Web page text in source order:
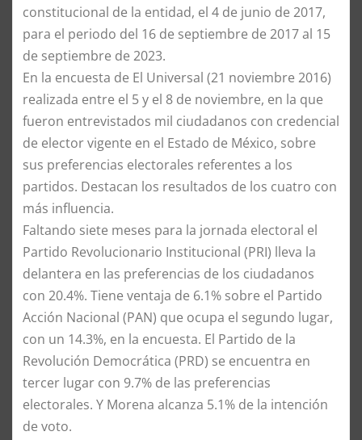
constitucional de la entidad, el 4 de junio de 2017,
para el periodo del 16 de septiembre de 2017 al 15
de septiembre de 2023.
En la encuesta de El Universal (21 noviembre 2016)
realizada entre el 5 y el 8 de noviembre, en la que
fueron entrevistados mil ciudadanos con credencial
de elector vigente en el Estado de México, sobre
sus preferencias electorales referentes a los
partidos. Destacan los resultados de los cuatro con
más influencia.
Faltando siete meses para la jornada electoral el
Partido Revolucionario Institucional (PRI) lleva la
delantera en las preferencias de los ciudadanos
con 20.4%. Tiene ventaja de 6.1% sobre el Partido
Acción Nacional (PAN) que ocupa el segundo lugar,
con un 14.3%, en la encuesta. El Partido de la
Revolución Democrática (PRD) se encuentra en
tercer lugar con 9.7% de las preferencias
electorales. Y Morena alcanza 5.1% de la intención
de voto.